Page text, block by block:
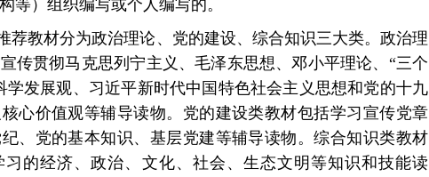
等）组织编写或个人编写的。
荐教材分为政治理论、党的建设、综合知识三大类。政治理
传贯彻马克思列宁主义、毛泽东思想、邓小平理论、“三个
学发展观、习近平新时代中国特色社会主义思想和党的十九
心价值观等辅导读物。党的建设类教材包括学习宣传党章
、党的基本知识、基层党建等辅导读物。综合知识类教材
的经济、政治、文化、社会、生态文明等知识和技能读